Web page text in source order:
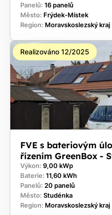
Panelů: 16 panelů
Město: Frýdek-Místek
Region: Moravskoslezský kraj
Realizováno 12/2025
FVE s bateriovým
řízením GreenBox -
Výkon: 9,00 kWp
Baterie: 11,60 kWh
Panelů: 20 panelů
Město: Studénka
Region: Moravskoslezský kraj